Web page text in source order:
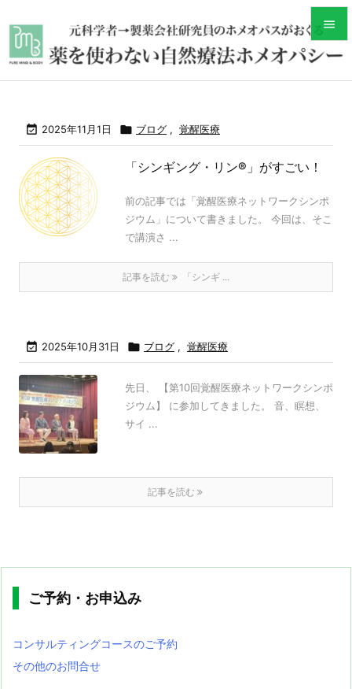



次へ

 2025年11月1日  ブログ , 覚醒医療
「シンギング・リン®️」がすごい！
前の記事では「覚醒医療ネットワークシンポ
ジウム」について書きました。 今回は、そこ
で講演さ ...
記事を読む 「シンギ ...
 2025年10月31日  ブログ , 覚醒医療
先日、 【第10回覚醒医療ネットワークシンポ
ジウム】 に参加してきました。 音、瞑想、
サイ ...
記事を読む
ご予約・お申込み
コンサルティングコースのご予約
その他のお問合せ